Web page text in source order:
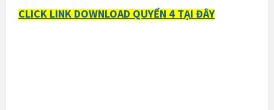
CLICK LINK DOWNLOAD QUYỂN 4 TẠI ĐÂY